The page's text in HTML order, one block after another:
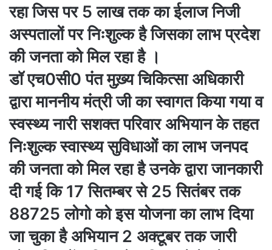
रहा जिस पर 5 लाख तक का ईलाज निजी
अस्पतालों पर निःशुल्क है जिसका लाभ प्रदेश
की जनता को मिल रहा है ।
डॉ एच0सी0 पंत मुख़्य चिकित्सा अधिकारी
द्वारा माननीय मंत्री जी का स्वागत किया गया व
स्वस्थ्य नारी सशक्त परिवार अभियान के तहत
निःशुल्क स्वास्थ्य सुविधाओं का लाभ जनपद
की जनता को मिल रहा है उनके द्वारा जानकारी
दी गई कि 17 सितम्बर से 25 सितंबर तक
88725 लोगो को इस योजना का लाभ दिया
जा चुका है अभियान 2 अक्टूबर तक जारी